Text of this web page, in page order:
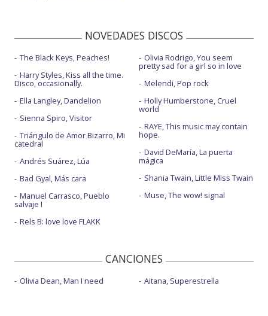
NOVEDADES DISCOS
The Black Keys, Peaches!
Harry Styles, Kiss all the time.
Disco, occasionally.
Ella Langley, Dandelion
Sienna Spiro, Visitor
Triángulo de Amor Bizarro, Mi
catedral
Andrés Suárez, Lúa
Bad Gyal, Más cara
Manuel Carrasco, Pueblo
salvaje I
Rels B: love love FLAKK
Olivia Rodrigo, You seem
pretty sad for a girl so in love
Melendi, Pop rock
Holly Humberstone, Cruel
world
RAYE, This music may contain
hope.
David DeMaría, La puerta
mágica
Shania Twain, Little Miss Twain
Muse, The wow! signal
CANCIONES
Olivia Dean, Man I need Aitana, Superestrella